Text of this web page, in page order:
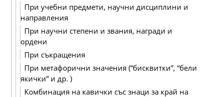
При учебни предмети, научни дисциплини и
направления
При научни степени и звания, награди и
ордени
При съкращения
При метафорични значения (“бисквитки”, “бели
якички” и др. )
Комбинация на кавички със знаци за край на